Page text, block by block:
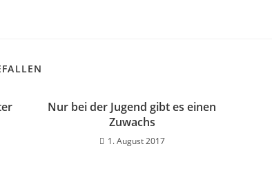
Nur bei der Jugend gibt es einen
Zuwachs
1. August 2017